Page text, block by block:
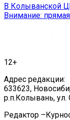
Навигация
по
В Колыванской
Внимание:
12+
Адрес редакции:
633623,
р.п.Колывань, ул.
Редактор